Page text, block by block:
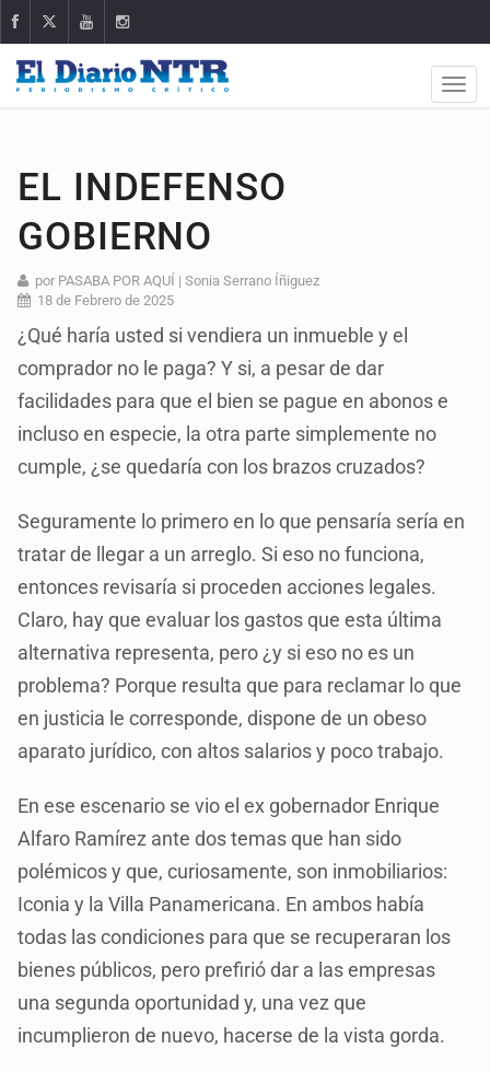
EL INDEFENSO
GOBIERNO
por PASABA POR AQUÍ | Sonia Serrano Íñiguez
18 de Febrero de 2025
¿Qué haría usted si vendiera un inmueble y el
comprador no le paga? Y si, a pesar de dar
facilidades para que el bien se pague en abonos e
incluso en especie, la otra parte simplemente no
cumple, ¿se quedaría con los brazos cruzados?
Seguramente lo primero en lo que pensaría sería en
tratar de llegar a un arreglo. Si eso no funciona,
entonces revisaría si proceden acciones legales.
Claro, hay que evaluar los gastos que esta última
alternativa representa, pero ¿y si eso no es un
problema? Porque resulta que para reclamar lo que
en justicia le corresponde, dispone de un obeso
aparato jurídico, con altos salarios y poco trabajo.
En ese escenario se vio el ex gobernador Enrique
Alfaro Ramírez ante dos temas que han sido
polémicos y que, curiosamente, son inmobiliarios:
Iconia y la Villa Panamericana. En ambos había
todas las condiciones para que se recuperaran los
bienes públicos, pero prefirió dar a las empresas
una segunda oportunidad y, una vez que
incumplieron de nuevo, hacerse de la vista gorda.